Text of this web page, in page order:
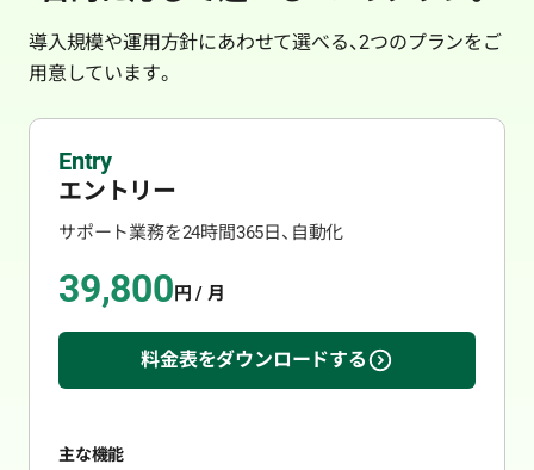
導入規模や運用方針にあわせて選べる、2つのプランをご
用意しています。
Entry
エントリー
サポート業務を24時間365日、自動化
39,800円 / 月
料金表をダウンロードする
主な機能